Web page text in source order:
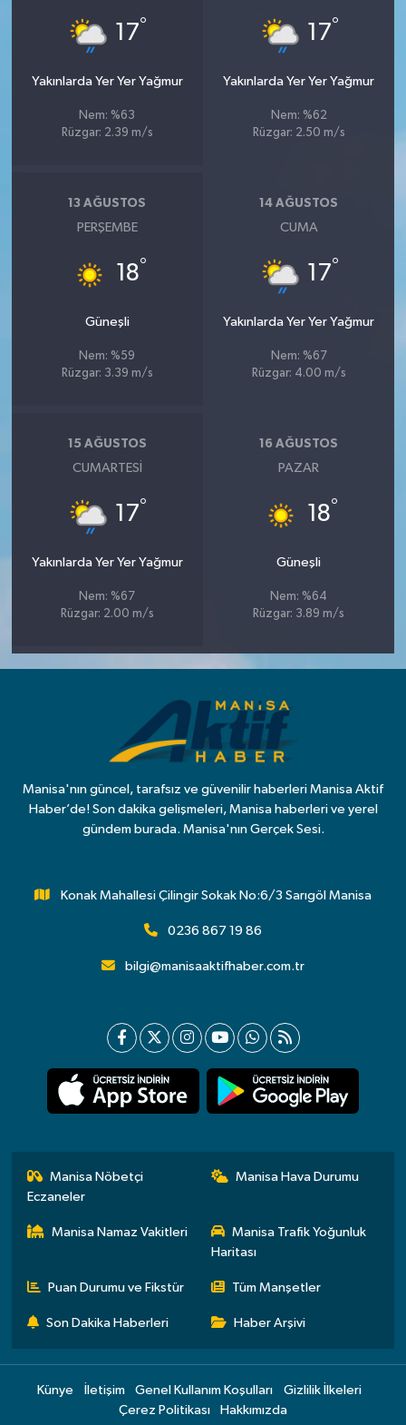
17°
Yakınlarda Yer Yer Yağmur
Nem: %63
Rüzgar: 2.39 m/s
17°
Yakınlarda Yer Yer Yağmur
Nem: %62
Rüzgar: 2.50 m/s
13 AĞUSTOS
PERŞEMBE
18°
Güneşli
Nem: %59
Rüzgar: 3.39 m/s
14 AĞUSTOS
CUMA
17°
Yakınlarda Yer Yer Yağmur
Nem: %67
Rüzgar: 4.00 m/s
15 AĞUSTOS
CUMARTESI
17°
Yakınlarda Yer Yer Yağmur
Nem: %67
Rüzgar: 2.00 m/s
16 AĞUSTOS
PAZAR
18°
Güneşli
Nem: %64
Rüzgar: 3.89 m/s
Manisa'nın güncel, tarafsız ve güvenilir haberleri Manisa Aktif
Haber’de! Son dakika gelişmeleri, Manisa haberleri ve yerel
gündem burada. Manisa'nın Gerçek Sesi.
Konak Mahallesi Çilingir Sokak No:6/3 Sarıgöl Manisa
0236 867 19 86
bilgi@manisaaktifhaber.com.tr
Manisa Nöbetçi
Eczaneler
Manisa Hava Durumu
Manisa Namaz Vakitleri
Manisa Trafik Yoğunluk
Haritası
Puan Durumu ve Fikstür Tüm Manşetler
Son Dakika Haberleri Haber Arşivi
Künye İletişim Genel Kullanım Koşulları
Gizlilik İlkeleri
Çerez Politikası
Hakkımızda